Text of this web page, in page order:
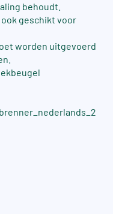
behoudt.
geschikt voor
worden uitgevoerd